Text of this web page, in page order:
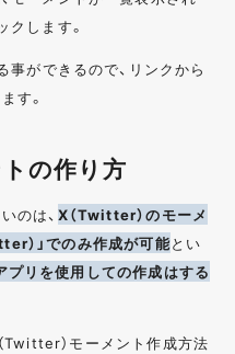
クします。
事ができるので、リンクから
す。
の作り方
のは、 X（Twitter）のモーメ
）」でのみ作成が可能とい
リを使用しての作成はする
Twitter）モーメント作成方法